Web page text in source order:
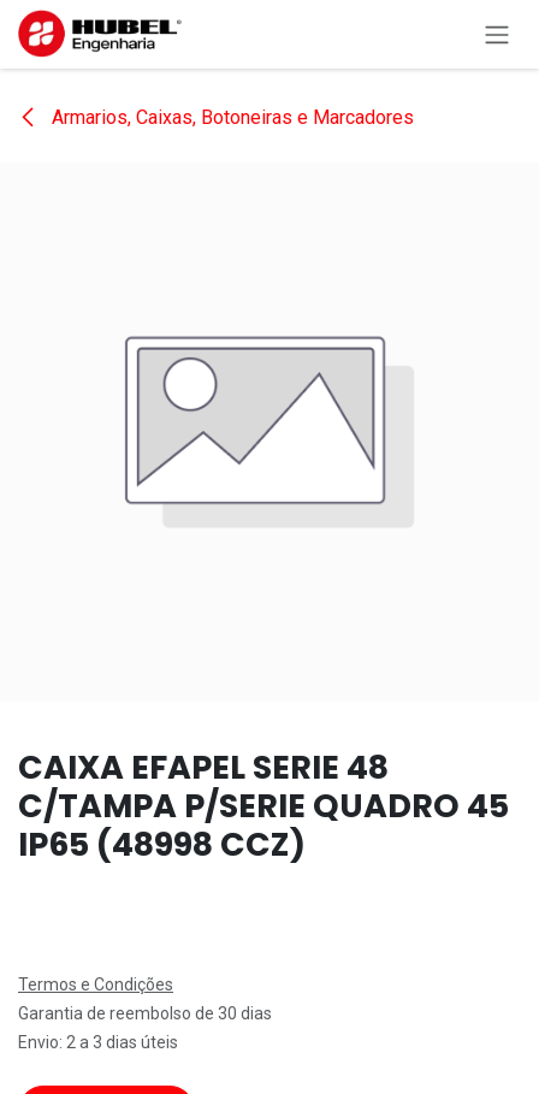
Pular para o conteúdo
Armarios, Caixas, Botoneiras e Marcadores
CAIXA EFAPEL SERIE 48
C/TAMPA P/SERIE QUADRO 45
IP65 (48998 CCZ)
Termos e Condições
Garantia de reembolso de 30 dias
Envio: 2 a 3 dias úteis